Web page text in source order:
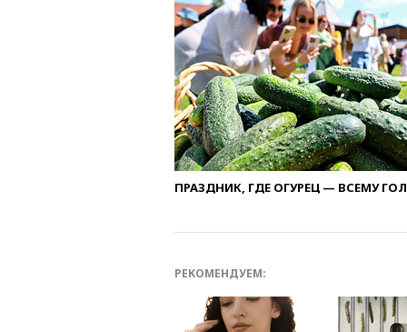
ПРАЗДНИК, ГДЕ ОГУРЕЦ — ВСЕМУ
РЕКОМЕНДУЕМ: